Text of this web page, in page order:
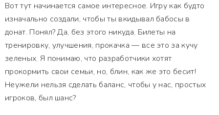
Вот тут начинается самое интересное. Игру как будто
изначально создали, чтобы ты вкидывал бабосы в
донат. Понял? Да, без этого никуда. Билеты на
тренировку, улучшения, прокачка — все это за кучу
зеленых. Я понимаю, что разработчики хотят
прокормить свои семьи, но, блин, как же это бесит!
Неужели нельзя сделать баланс, чтобы у нас, простых
игроков, был шанс?